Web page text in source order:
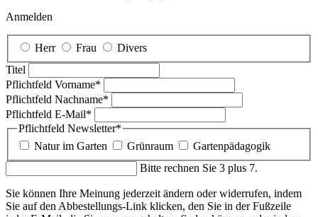
Anmelden
Herr Frau
Divers
Titel
Pflichtfeld Vorname*
Pflichtfeld Nachname*
Pflichtfeld E-Mail*
Pflichtfeld Newsletter*
Natur im Garten
Grünraum
Gartenpädagogik
Bitte rechnen Sie 3 plus 7.
Sie können Ihre Meinung jederzeit ändern oder widerrufen, indem
Sie auf den Abbestellungs-Link klicken, den Sie in der Fußzeile